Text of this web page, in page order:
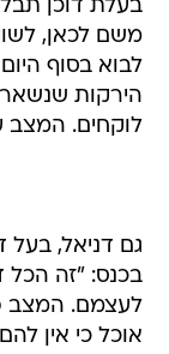
בעלת דוכן
משם לכאן,
לבוא בסוף
הירקות
לוקחים. המצב
גם דניאל, בעל
בכנס: "זה הכל
לעצמם. המצב
אוכל כי אין